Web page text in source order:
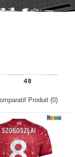
Produit (0)